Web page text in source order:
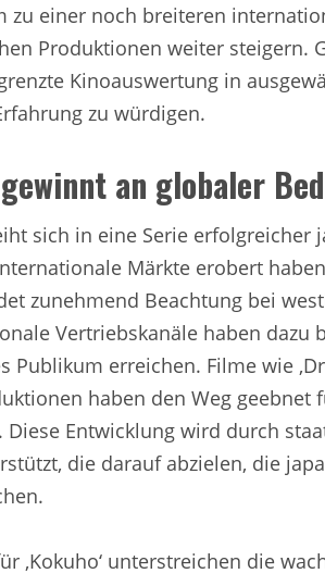
zu einer noch breiteren
Produktionen weiter steigern.
Kinoauswertung in
zu würdigen.
an globaler
sich in eine Serie
Märkte erobert
zunehmend Beachtung bei
Vertriebskanäle haben dazu
erreichen. Filme wie
haben den Weg geebnet
Entwicklung wird durch
die darauf abzielen, die
‚Kokuho‘ unterstreichen die